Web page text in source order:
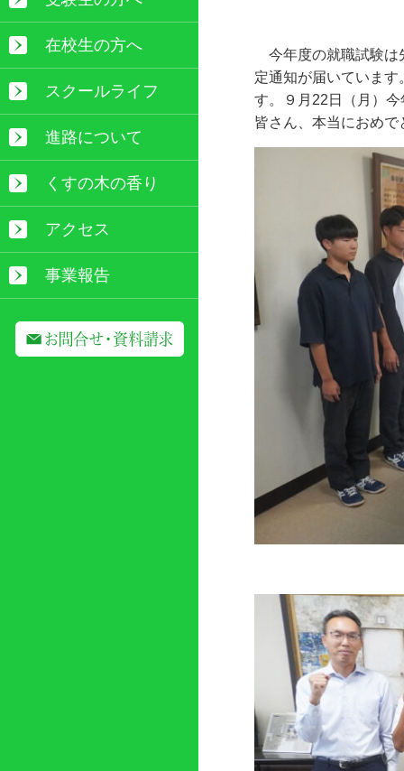
在校生の方へ
スクールライフ
進路について
くすの木の香り
アクセス
事業報告
今年度の就職試験は
定通知が届いていま
す。９月 22 日（月）
皆さん、本当におめ